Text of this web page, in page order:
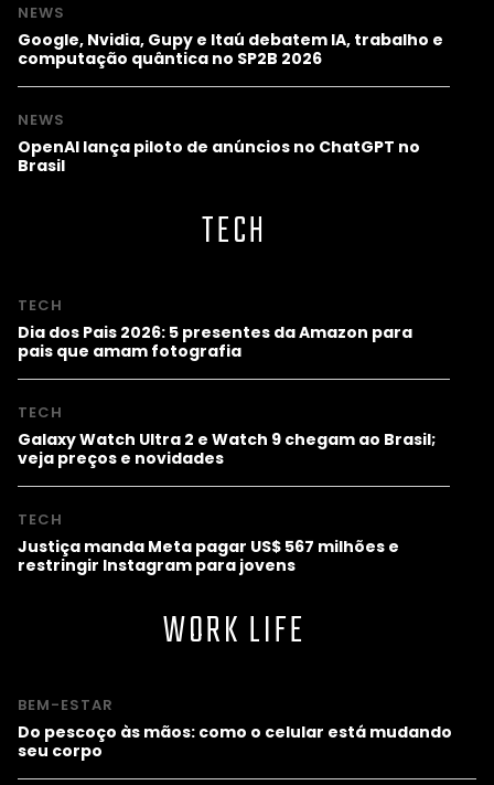
NEWS
Google, Nvidia, Gupy e Itaú debatem IA, trabalho e
computação quântica no SP2B 2026
NEWS
OpenAI lança piloto de anúncios no ChatGPT no
Brasil
TECH
TECH
Dia dos Pais 2026: 5 presentes da Amazon para
pais que amam fotografia
TECH
Galaxy Watch Ultra 2 e Watch 9 chegam ao Brasil;
veja preços e novidades
TECH
Justiça manda Meta pagar US$ 567 milhões e
restringir Instagram para jovens
WORK LIFE
BEM-ESTAR
Do pescoço às mãos: como o celular está mudando
seu corpo